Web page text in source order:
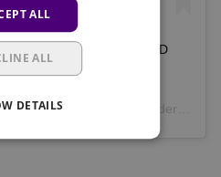
RSC Anderlecht (@rscanderlecht) le
ALL
ALL
DETAILS